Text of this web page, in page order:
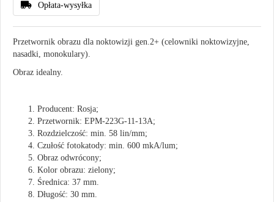
Opłata-wysyłka
Przetwornik obrazu dla noktowizji gen.2+ (celowniki noktowizyjne,
nasadki, monokulary).
Obraz idealny.
Producent: Rosja;
Przetwornik: EPM-223G-11-13A;
noktowizyjna-
Rozdzielczość: min. 58 lin/mm;
Czułość fotokatody: min. 600 mkA/lum;
Obraz odwrócony;
Kolor obrazu: zielony;
Średnica: 37 mm.
Długość: 30 mm.